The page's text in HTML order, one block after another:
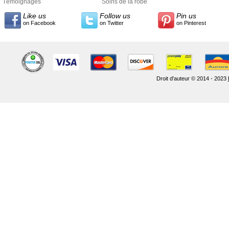
Témoignages
Soins de la robe
Like us
on Facebook
Follow us
on Twitter
Pin us
on Pinterest
Droit d'auteur © 2014 - 2023